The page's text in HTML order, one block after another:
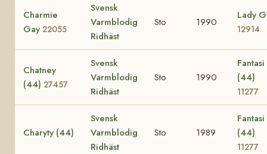
Charmie
Gay 22055
Svensk
Varmblodig
Ridhäst
Sto 1990
Lady
12914
Chatney
(44) 27457
Svensk
Varmblodig
Ridhäst
Sto 1990
Fantasi
(44)
11277
Charyty (44)
Svensk
Varmblodig
Ridhäst
Sto 1989
Fantasi
(44)
11277